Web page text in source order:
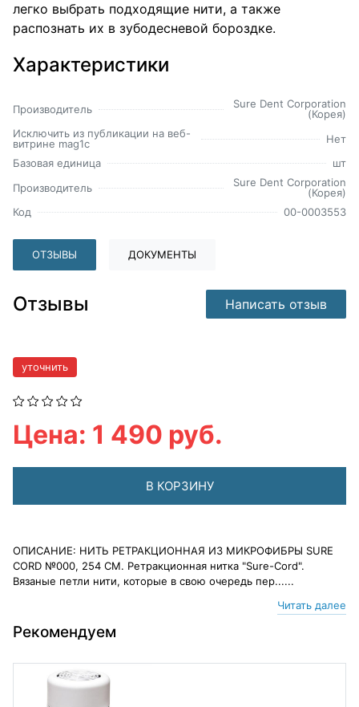
легко выбрать подходящие нити, а также
распознать их в зубодесневой бороздке.
Характеристики
Производитель
Sure Dent Corporation
(Корея)
Исключить из публикации на веб-
витрине mag1c
Нет
Базовая единица
шт
Производитель
Sure Dent Corporation
(Корея)
Код
00-0003553
ОТЗЫВЫ ДОКУМЕНТЫ
Отзывы Написать отзыв
уточнить
Цена: 1 490 руб.
В КОРЗИНУ
ОПИСАНИЕ: НИТЬ РЕТРАКЦИОННАЯ ИЗ МИКРОФИБРЫ SURE
CORD №000, 254 СМ. Ретракционная нитка "Sure-Cord".
Вязаные петли нити, которые в свою очередь пер......
Читать далее
Рекомендуем